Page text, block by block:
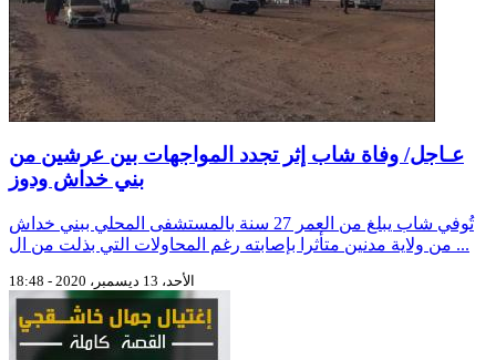
عـاجل/ وفاة شاب إثر تجدد المواجهات بين عرشين من
بني خداش ودوز
تُوفي شاب يبلغ من العمر 27 سنة بالمستشفى المحلي ببني خداش
من ولاية مدنين متأثرا بإصابته رغم المحاولات التي بذلت من ال ...
الأحد، 13 ديسمبر، 2020 - 18:48